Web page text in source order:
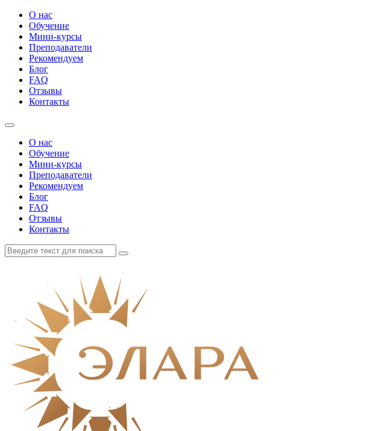
О нас
Обучение
Мини-курсы
Преподаватели
Рекомендуем
Блог
FAQ
Отзывы
Контакты
О нас
Обучение
Мини-курсы
Преподаватели
Рекомендуем
Блог
FAQ
Отзывы
Контакты